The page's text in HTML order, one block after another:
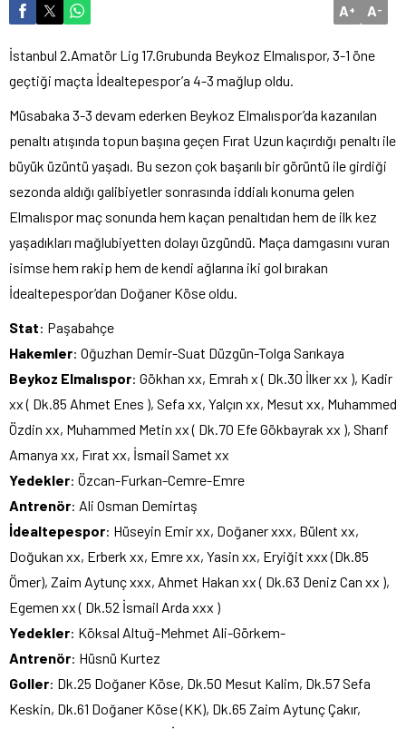
A+ A-
İstanbul 2.Amatör Lig 17.Grubunda Beykoz Elmalıspor, 3-1 öne
geçtiği maçta İdealtepespor’a 4-3 mağlup oldu.
Müsabaka 3-3 devam ederken Beykoz Elmalıspor’da kazanılan
penaltı atışında topun başına geçen Fırat Uzun kaçırdığı penaltı ile
büyük üzüntü yaşadı. Bu sezon çok başarılı bir görüntü ile girdiği
sezonda aldığı galibiyetler sonrasında iddialı konuma gelen
Elmalıspor maç sonunda hem kaçan penaltıdan hem de ilk kez
yaşadıkları mağlubiyetten dolayı üzgündü. Maça damgasını vuran
isimse hem rakip hem de kendi ağlarına iki gol bırakan
İdealtepespor’dan Doğaner Köse oldu.
Stat: Paşabahçe
Hakemler: Oğuzhan Demir-Suat Düzgün-Tolga Sarıkaya
Beykoz Elmalıspor: Gökhan xx, Emrah x ( Dk.30 İlker xx ), Kadir
xx ( Dk.85 Ahmet Enes ), Sefa xx, Yalçın xx, Mesut xx, Muhammed
Özdin xx, Muhammed Metin xx ( Dk.70 Efe Gökbayrak xx ), Sharıf
Amanya xx, Fırat xx, İsmail Samet xx
Yedekler: Özcan-Furkan-Cemre-Emre
Antrenör: Ali Osman Demirtaş
İdealtepespor: Hüseyin Emir xx, Doğaner xxx, Bülent xx,
Doğukan xx, Erberk xx, Emre xx, Yasin xx, Eryiğit xxx (Dk.85
Ömer), Zaim Aytunç xxx, Ahmet Hakan xx ( Dk.63 Deniz Can xx ),
Egemen xx ( Dk.52 İsmail Arda xxx )
Yedekler: Köksal Altuğ-Mehmet Ali-Görkem-
Antrenör: Hüsnü Kurtez
Goller: Dk.25 Doğaner Köse, Dk.50 Mesut Kalim, Dk.57 Sefa
Keskin, Dk.61 Doğaner Köse (KK), Dk.65 Zaim Aytunç Çakır,